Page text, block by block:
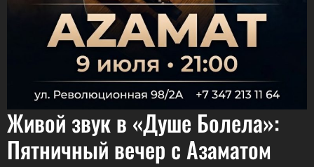
Живой звук в «Душе Болела»:
Пятничный вечер с Азаматом